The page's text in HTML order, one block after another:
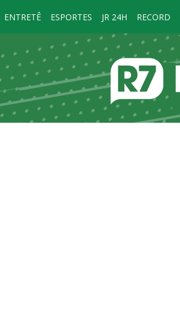
ENTRETÊ ESPORTES JR 24H RECORD